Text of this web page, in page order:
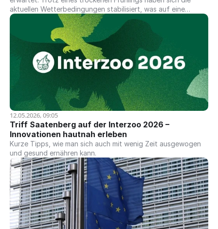
aktuellen Wetterbedingungen stabilisiert, was auf eine
normale und gleichmäßige Ernte hindeutet...
12.05.2026, 09:05
Triff Saatenberg auf der Interzoo 2026 –
Innovationen hautnah erleben
Kurze Tipps, wie man sich auch mit wenig Zeit ausgewogen
und gesund ernähren kann.